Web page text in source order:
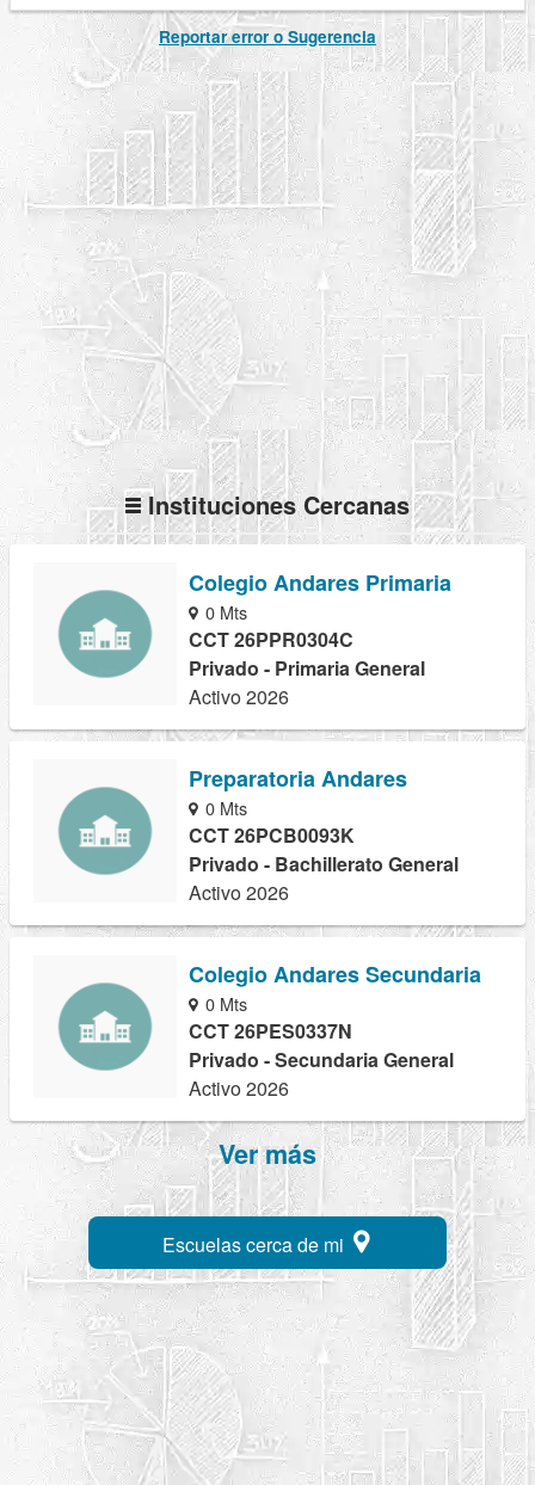
Reportar error o Sugerencia
Instituciones Cercanas
Colegio Andares Primaria
0 Mts
CCT 26PPR0304C
Privado - Primaria General
Activo 2026
Preparatoria Andares
0 Mts
CCT 26PCB0093K
Privado - Bachillerato General
Activo 2026
Colegio Andares Secundaria
0 Mts
CCT 26PES0337N
Privado - Secundaria General
Activo 2026
Ver más
Escuelas cerca de mi